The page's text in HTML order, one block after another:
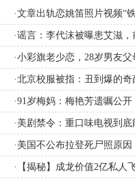
·文章出轨恋姚笛照片视频“
·谣言：李代沫被曝患艾滋，
·小彩旗老少恋，28岁男友父
·北京校服被指：丑到爆的奇
·91岁梅妈：梅艳芳遗嘱公开
·美剧禁令：重口味电视到底
·美国不公布拉登死尸照原因
·【揭秘】成龙价值2亿私人